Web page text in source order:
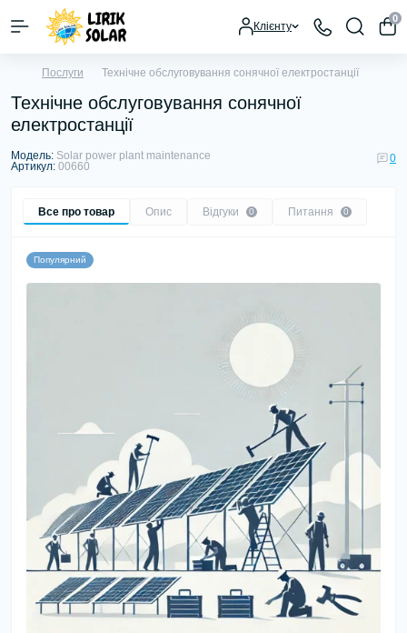
Клієнту
0
Послуги Технічне обслуговування сонячної електростанції
Технічне обслуговування сонячної
електростанції
Модель: Solar power plant maintenance
Артикул: 00660
0
Все про товар Опис Відгуки 0 Питання 0
Популярний